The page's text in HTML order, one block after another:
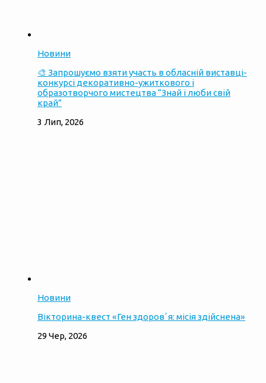
Новини
🎨 Запрошуємо взяти участь в обласній виставці-
конкурсі декоративно-ужиткового і
образотворчого мистецтва “Знай і люби свій
край”
3 Лип, 2026
Новини
Вікторина-квест «Ген здоровʼя: місія здійснена»
29 Чер, 2026